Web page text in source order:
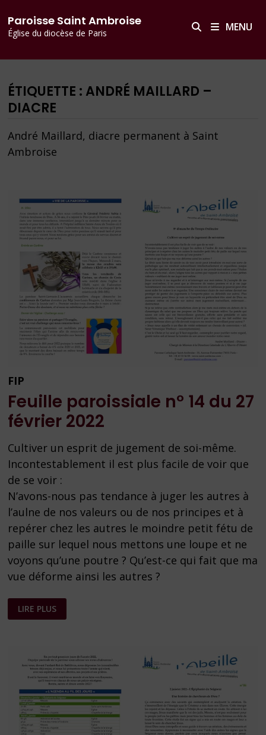
principal
au
contenu
Paroisse Saint Ambroise
Église du diocèse de Paris MENU
ÉTIQUETTE : ANDRÉ MAILLARD –
DIACRE
André Maillard, diacre permanent à Saint
Ambroise
FIP
Feuille paroissiale n° 14 du 27
février 2022
Cultiver un esprit de jugement de soi-même.
Incontestablement il est plus facile de voir que
de se voir :
N’avons-nous pas tendance à juger les autres à
l’aulne de nos valeurs ou de nos principes et à
repérer chez les autres le moindre petit fétu de
paille sur lequel nous mettons une loupe et ne
voyons qu’une poutre ? Qu’est-ce qui fait que ma
vue déforme ainsi les autres ?
FEUILLE
PAROISSIALE
N°
FÉVRIER
2022
LIRE PLUS